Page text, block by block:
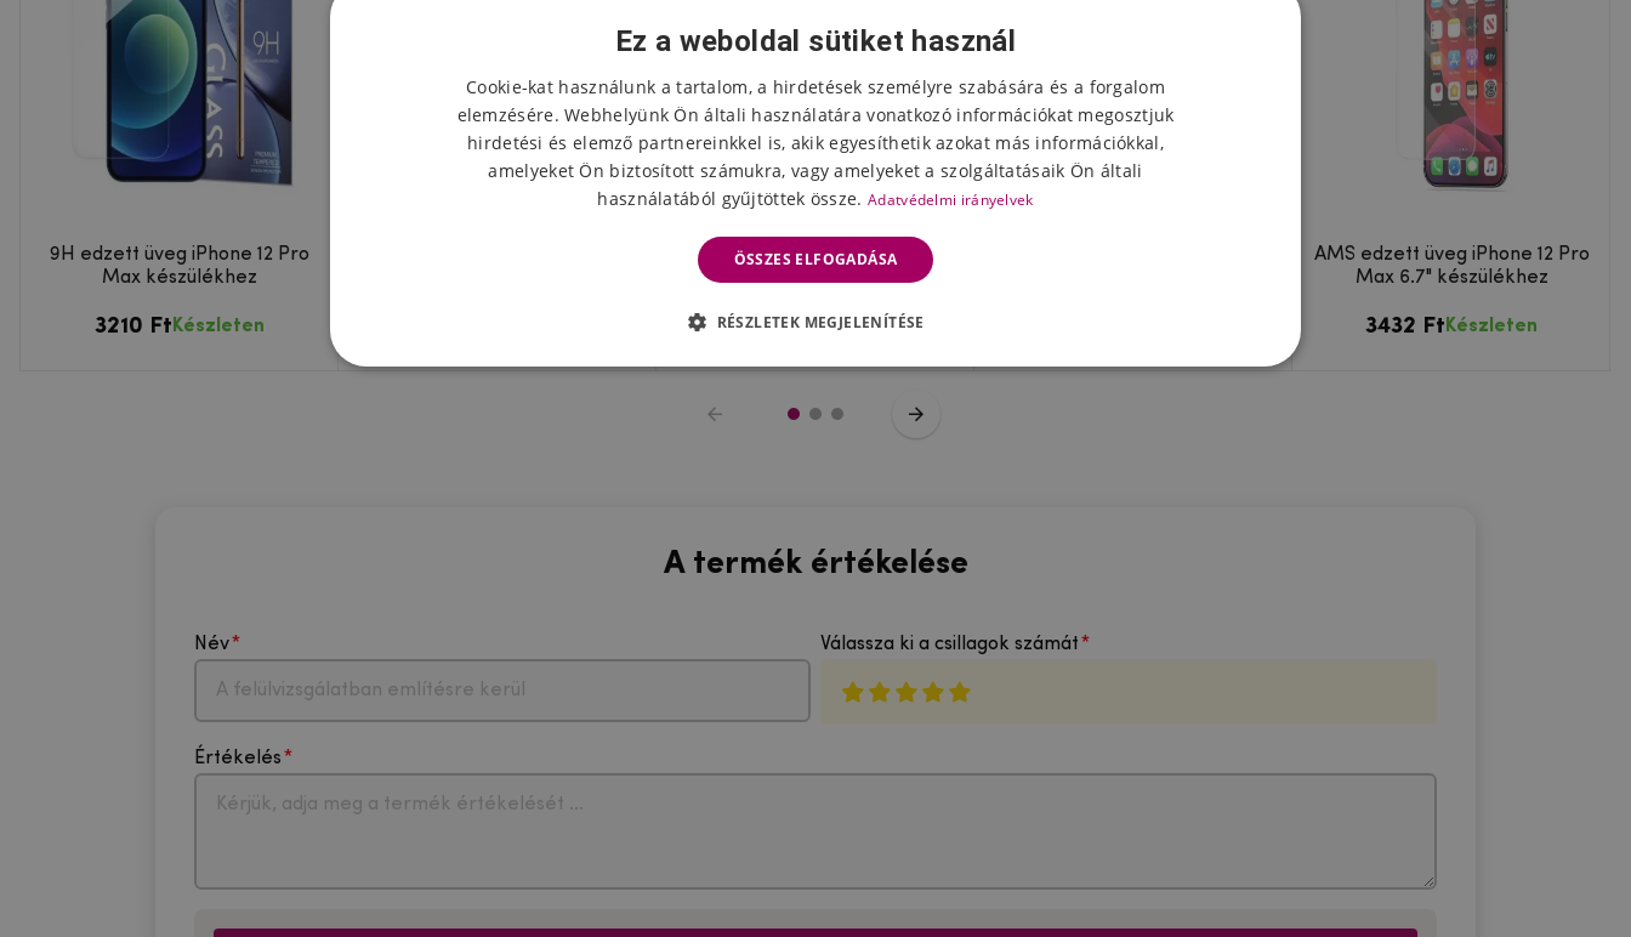
9H edzett üveg iPhone 12 Pro
Max készülékhez
3210 Ft Készleten
Edzett üveg kamera lencse
iPhone 12 Pro Max 6.7"
1781 FtKészleten
AMS edzett üveg iPhone 12 Pro
Max 6.7" készülékhez
3432 Ft Készleten
A termék értékelése
Név Válassza ki a csillagok számát
Értékelés
Ez a weboldal sütiket használ
Cookie-kat használunk a tartalom, a hirdetések személyre szabására és a forgalom
elemzésére. Webhelyünk Ön általi használatára vonatkozó információkat megosztjuk
hirdetési és elemző partnereinkkel is, akik egyesíthetik azokat más információkkal,
amelyeket Ön biztosított számukra, vagy amelyeket a szolgáltatásaik Ön általi
használatából gyűjtöttek össze. Adatvédelmi irányelvek
ÖSSZES ELFOGADÁSA
RÉSZLETEK MEGJELENÍTÉSE